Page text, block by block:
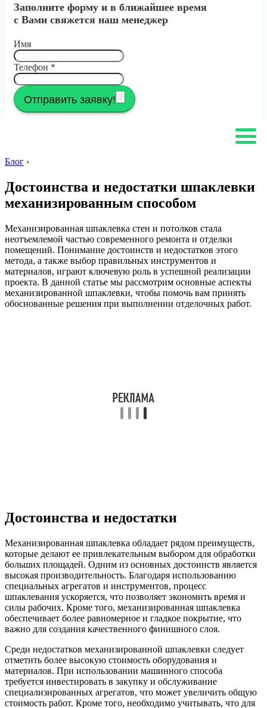
Заполните форму и в ближайшее время
с Вами свяжется наш менеджер
Имя
Телефон *
Отправить заявку!
Блог ›
Достоинства и недостатки шпаклевки
механизированным способом
Механизированная шпаклевка стен и потолков стала
неотъемлемой частью современного ремонта и отделки
помещений. Понимание достоинств и недостатков этого
метода, а также выбор правильных инструментов и
материалов, играют ключевую роль в успешной реализации
проекта. В данной статье мы рассмотрим основные аспекты
механизированной шпаклевки, чтобы помочь вам принять
обоснованные решения при выполнении отделочных работ.
Достоинства и недостатки
Механизированная шпаклевка обладает рядом преимуществ,
которые делают ее привлекательным выбором для обработки
больших площадей. Одним из основных достоинств является
высокая производительность. Благодаря использованию
специальных агрегатов и инструментов, процесс
шпаклевания ускоряется, что позволяет экономить время и
силы рабочих. Кроме того, механизированная шпаклевка
обеспечивает более равномерное и гладкое покрытие, что
важно для создания качественного финишного слоя.
Среди недостатков механизированной шпаклевки следует
отметить более высокую стоимость оборудования и
материалов. При использовании машинного способа
требуется инвестировать в закупку и обслуживание
специализированных агрегатов, что может увеличить общую
стоимость работ. Кроме того, необходимо учитывать, что для